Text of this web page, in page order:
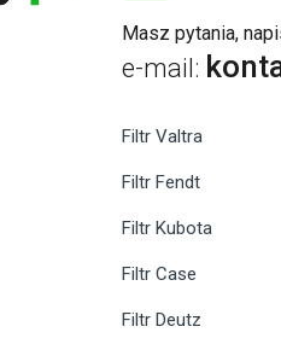
Masz pytania,
e-mail:
Filtr Valtra
Filtr Fendt
Filtr Kubota
Filtr Case
Filtr Deutz